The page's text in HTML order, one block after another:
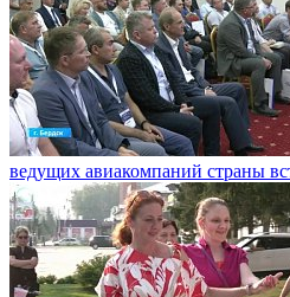
ведущих авиакомпаний страны